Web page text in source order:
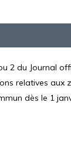
2 du Journal
relatives aux
dès le 1